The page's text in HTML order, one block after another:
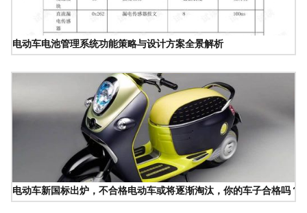
电动车电池管理系统功能策略与设计方案全景解析
电动车新国标出炉，不合格电动车或将逐渐淘汰，你的车子合格吗？